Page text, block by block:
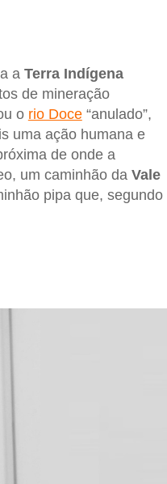
a Terra Indígena
de mineração
o rio Doce“anulado”,
uma ação humana e
de onde a
um caminhão da Vale
pipa que, segundo